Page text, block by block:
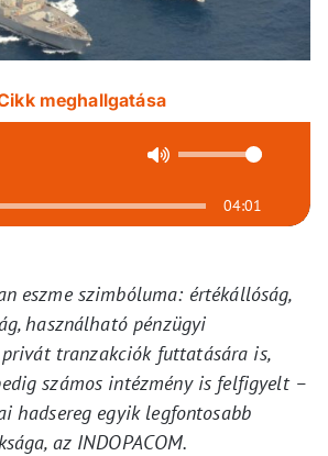
meghallgatása
04:01
eszme szimbóluma: értékállóság,
használható pénzügyi
privát tranzakciók futtatására is,
számos intézmény is felfigyelt –
hadsereg egyik legfontosabb
az INDOPACOM.